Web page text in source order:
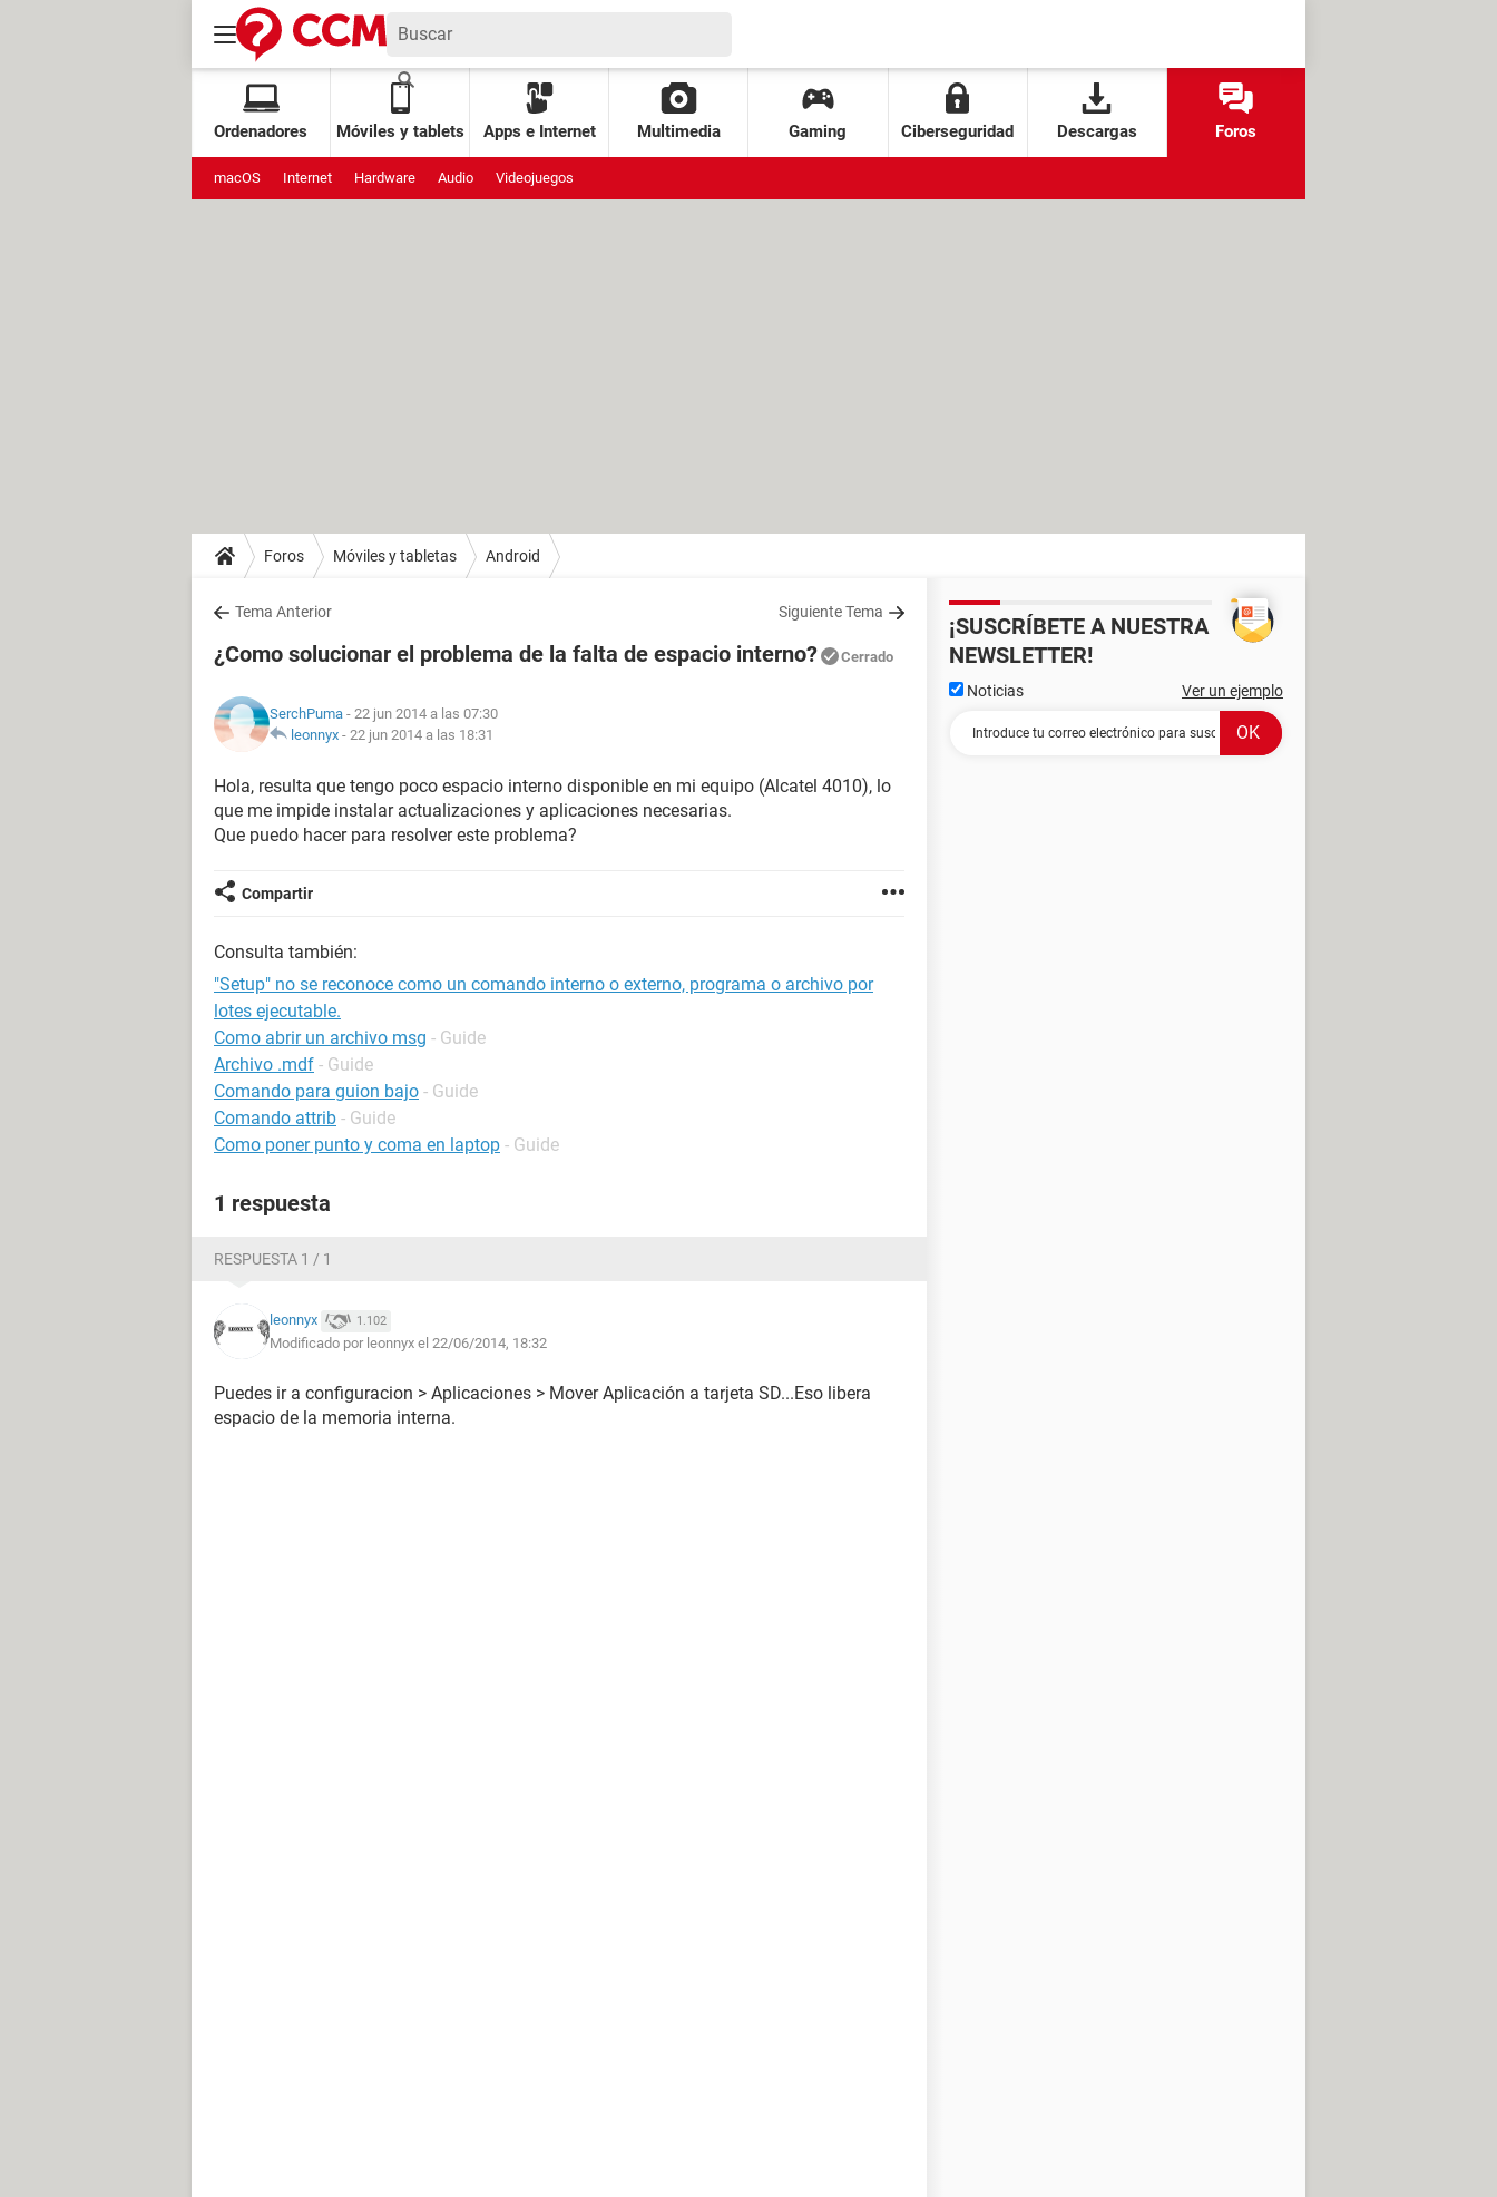
Ordenadores Móviles y tablets Apps e Internet Multimedia Gaming Ciberseguridad Descargas Foros
macOS Internet Hardware Audio Videojuegos
Foros Móviles y tabletas Android
Tema Anterior Siguiente Tema
¿Como solucionar el problema de la falta de espacio interno? Cerrado
SerchPuma - 22 jun 2014 a las 07:30
leonnyx - 22 jun 2014 a las 18:31
Hola, resulta que tengo poco espacio interno disponible en mi equipo (Alcatel 4010), lo
que me impide instalar actualizaciones y aplicaciones necesarias.
Que puedo hacer para resolver este problema?
Compartir
Consulta también:
"Setup" no se reconoce como un comando interno o externo, programa o archivo por
lotes ejecutable.
Como abrir un archivo msg - Guide
Archivo .mdf - Guide
Comando para guion bajo - Guide
Comando attrib - Guide
Como poner punto y coma en laptop - Guide
1 respuesta
RESPUESTA 1 / 1
leonnyx 1.102
Modificado por leonnyx el 22/06/2014, 18:32
Puedes ir a configuracion > Aplicaciones > Mover Aplicación a tarjeta SD...Eso libera
espacio de la memoria interna.
¡SUSCRÍBETE A NUESTRA
NEWSLETTER!
Noticias Ver un ejemplo